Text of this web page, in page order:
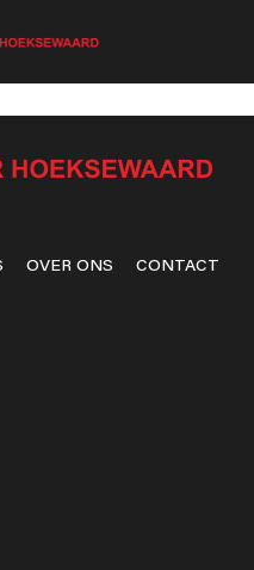
OVER ONS CONTACT